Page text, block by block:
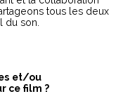
tous les deux
du son.
et/ou
ce film ?